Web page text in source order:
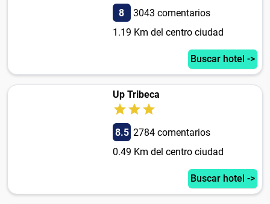
8
3043 comentarios
1.19 Km del centro ciudad
Buscar hotel ->
Up Tribeca
8.5 2784 comentarios
0.49 Km del centro ciudad
Buscar hotel ->